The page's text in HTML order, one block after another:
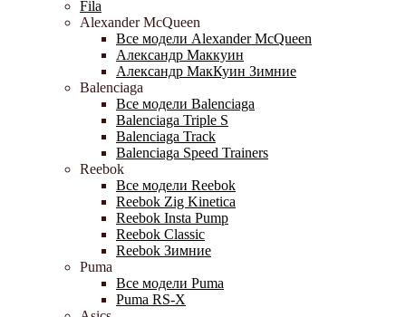
Fila
Alexander McQueen
Все модели Alexander McQueen
Александр Маккуин
Александр МакКуин Зимние
Balenciaga
Все модели Balenciaga
Balenciaga Triple S
Balenciaga Track
Balenciaga Speed Trainers
Reebok
Все модели Reebok
Reebok Zig Kinetica
Reebok Insta Pump
Reebok Classic
Reebok Зимние
Puma
Все модели Puma
Puma RS-X